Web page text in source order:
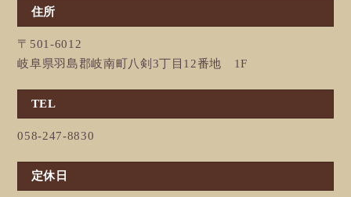
住所
〒501-6012
岐阜県羽島郡岐南町八剣3丁目12番地 1F
TEL
058-247-8830
定休日